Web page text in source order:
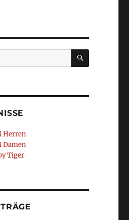
SUCHEN
Herren
Damen
Tiger